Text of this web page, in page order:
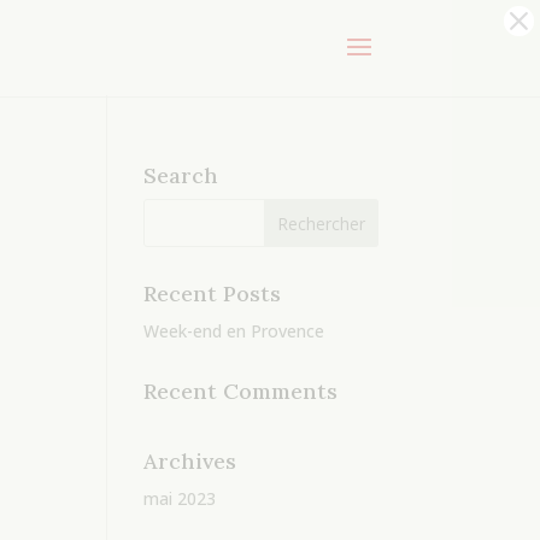
Search
Recent Posts
Week-end en Provence
Recent Comments
Archives
mai 2023